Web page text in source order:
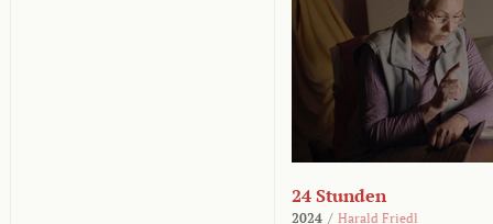
24 Stunden
2024 / Harald Friedl